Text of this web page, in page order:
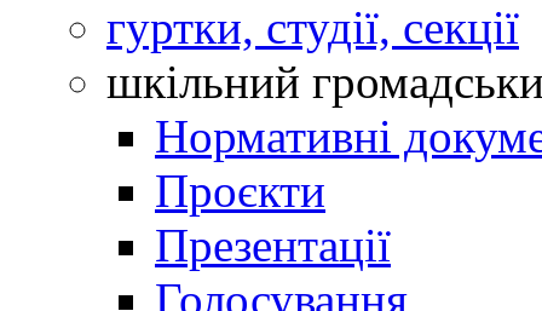
гуртки, студії, секції
шкільний
Нормативні
Проєкти
Презентації
Голосування